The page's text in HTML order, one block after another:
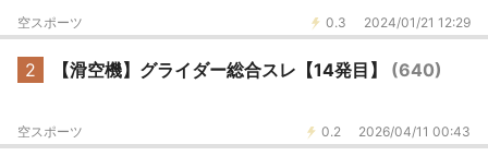
0.3 2024/01/21 12:29
空スポーツ
2 【滑空機】グライダー総合スレ【14発目】 (640)
0.2 2026/04/11 00:43
空スポーツ